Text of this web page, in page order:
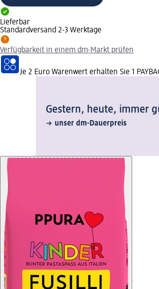
Lieferbar
Standardversand 2-3 Werktage
Verfügbarkeit in einem dm-Markt prüfen
Je 2 Euro Warenwert erhalten Sie 1
Gestern, heute, immer
unser dm-Dauerpreis